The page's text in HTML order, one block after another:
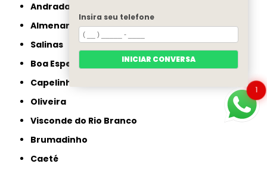
Andradas
Almenara
Salinas
Boa Esperança
Capelinha
Oliveira
Visconde do Rio Branco
Brumadinho
Caeté
1
Insira seu telefone
INICIAR CONVERSA